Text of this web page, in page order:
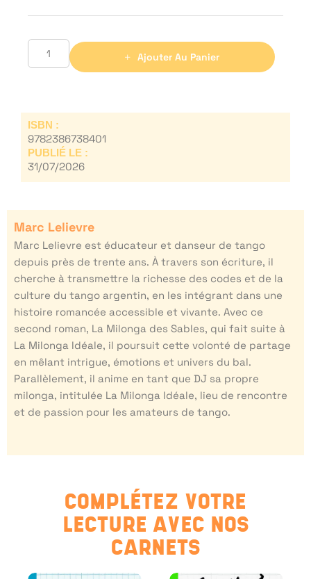
Ajouter Au Panier
ISBN :
9782386738401
PUBLIÉ LE :
31/07/2026
Marc Lelievre
Marc Lelievre est éducateur et danseur de tango
depuis près de trente ans. À travers son écriture, il
cherche à transmettre la richesse des codes et de la
culture du tango argentin, en les intégrant dans une
histoire romancée accessible et vivante. Avec ce
second roman, La Milonga des Sables, qui fait suite à
La Milonga Idéale, il poursuit cette volonté de partage
en mêlant intrigue, émotions et univers du bal.
Parallèlement, il anime en tant que DJ sa propre
milonga, intitulée La Milonga Idéale, lieu de rencontre
et de passion pour les amateurs de tango.
COMPLÉTEZ VOTRE
LECTURE AVEC NOS
CARNETS